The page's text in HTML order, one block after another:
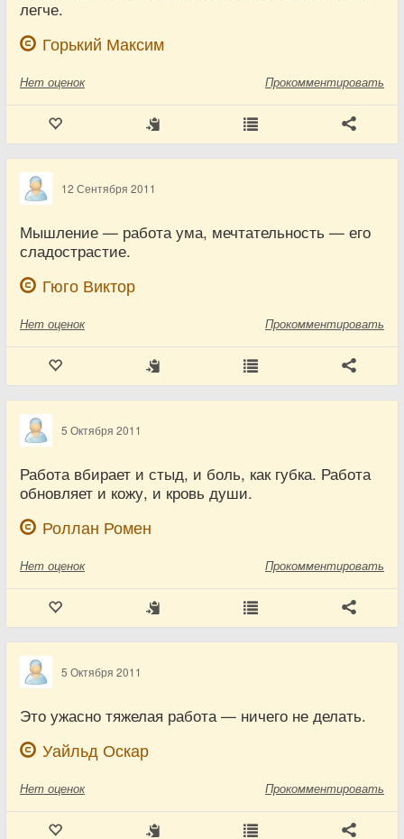
легче.
Горький Максим
Нет оценок Прокомментировать
12 Сентября 2011
Мышление — работа ума, мечтательность — его
сладострастие.
Гюго Виктор
Нет оценок Прокомментировать
5 Октября 2011
Работа вбирает и стыд, и боль, как губка. Работа
обновляет и кожу, и кровь души.
Роллан Ромен
Нет оценок Прокомментировать
5 Октября 2011
Это ужасно тяжелая работа — ничего не делать.
Уайльд Оскар
Нет оценок Прокомментировать